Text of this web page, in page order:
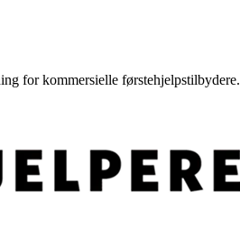
for kommersielle førstehjelpstilbydere.